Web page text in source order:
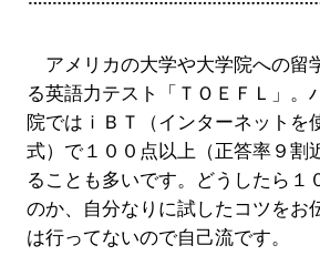
アメリカの大学や大学院への留
る英語力テスト「ＴＯＥＦＬ」。
院ではｉＢＴ（インターネットを
式）で１００点以上（正答率９割
ることも多いです。どうしたら１
のか、自分なりに試したコツをお
は行ってないので自己流です。